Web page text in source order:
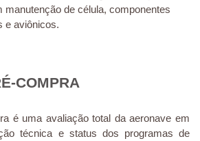
manutenção de célula, componentes
e aviônicos.
COMPRA
é uma avaliação total da aeronave em
técnica e status dos programas de